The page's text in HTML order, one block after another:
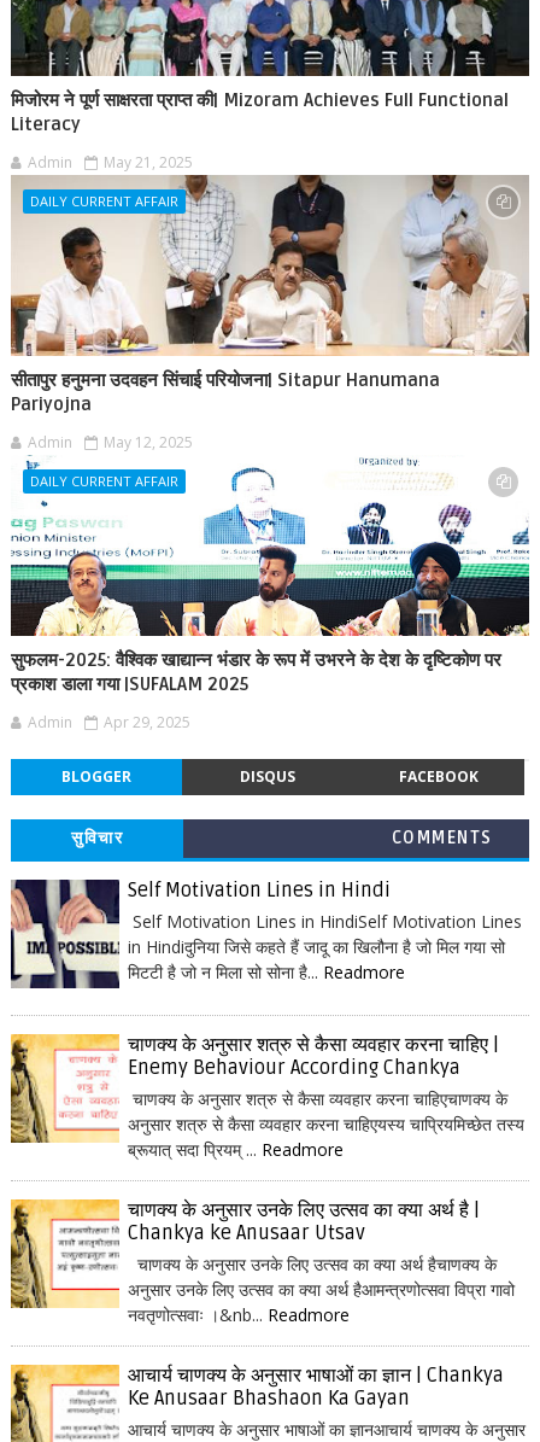
मिजोरम ने पूर्ण साक्षरता प्राप्त की| Mizoram Achieves Full Functional
Literacy
Admin May 21, 2025
DAILY CURRENT AFFAIR
सीतापुर हनुमना उदवहन सिंचाई परियोजना| Sitapur Hanumana
Pariyojna
Admin May 12, 2025
DAILY CURRENT AFFAIR
सुफलम-2025: वैश्विक खाद्यान्न भंडार के रूप में उभरने के देश के दृष्टिकोण पर
प्रकाश डाला गया |SUFALAM 2025
Admin Apr 29, 2025
BLOGGER DISQUS FACEBOOK
सुविचार COMMENTS
Self Motivation Lines in Hindi
Self Motivation Lines in HindiSelf Motivation Lines
in Hindiदुनिया जिसे कहते हैं जादू का खिलौना है जो मिल गया सो
मिटटी है जो न मिला सो सोना है... Readmore
चाणक्य के अनुसार शत्रु से कैसा व्यवहार करना चाहिए |
Enemy Behaviour According Chankya
चाणक्य के अनुसार शत्रु से कैसा व्यवहार करना चाहिएचाणक्य के
अनुसार शत्रु से कैसा व्यवहार करना चाहिएयस्य चाप्रियमिच्छेत तस्य
ब्रूयात् सदा प्रियम् ... Readmore
चाणक्य के अनुसार उनके लिए उत्सव का क्या अर्थ है |
Chankya ke Anusaar Utsav
चाणक्य के अनुसार उनके लिए उत्सव का क्या अर्थ हैचाणक्य के
अनुसार उनके लिए उत्सव का क्या अर्थ हैआमन्त्रणोत्सवा विप्रा गावो
नवतृणोत्सवाः ।&nb... Readmore
आचार्य चाणक्य के अनुसार भाषाओं का ज्ञान | Chankya
Ke Anusaar Bhashaon Ka Gayan
आचार्य चाणक्य के अनुसार भाषाओं का ज्ञानआचार्य चाणक्य के अनुसार